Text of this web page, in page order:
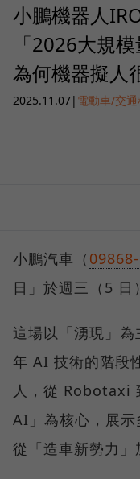
小鵬機器人
「2026大規
為何機器擬人
2025.11.07| 電動車/交通
小鵬汽車（
日」於週三（5 日
這場以「湧現」
年 AI 技術的階段
人，從 Robotaxi
AI」為核心，展
從「造車新勢力」